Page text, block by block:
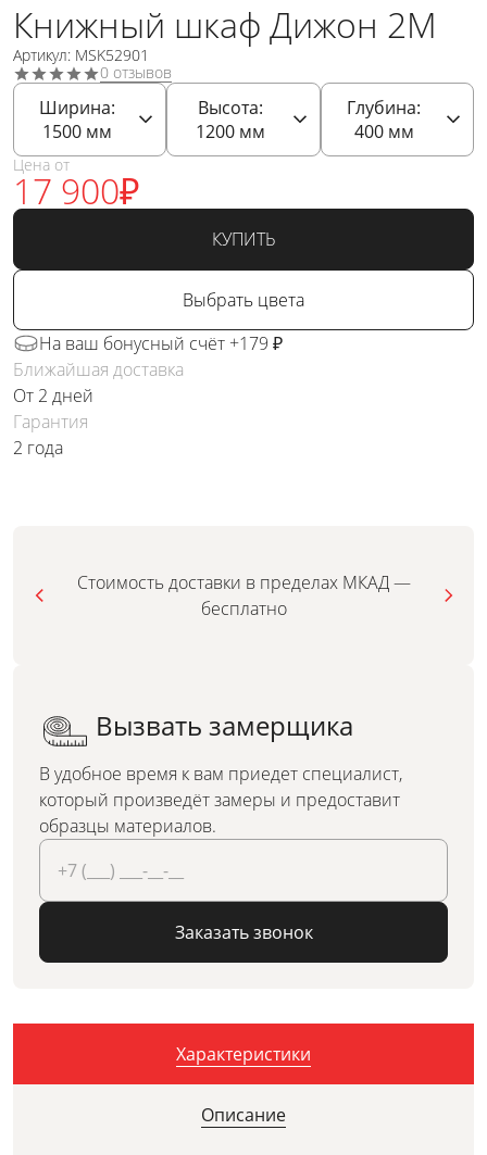
Книжный шкаф Дижон 2М
Артикул: MSK52901
0 отзывов
Ширина:
1500мм
Высота:
1200мм
Глубина:
400мм
Цена от
17 900₽
КУПИТЬ
Выбрать цвета
На ваш бонусный счёт +179 ₽
Ближайшая доставка
От 2 дней
Гарантия
2 года
Стоимость доставки в пределах МКАД —
бесплатно
Вызвать замерщика
В удобное время к вам приедет специалист,
который произведёт замеры и предоставит
образцы материалов.
Заказать звонок
Характеристики
Описание